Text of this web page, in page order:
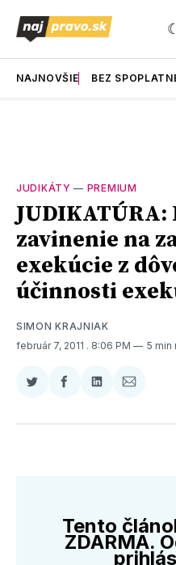
NAJNOVŠIE BEZ
JUDIKÁTY — PREMIUM
JUDIKATÚRA:
zavinenie na
exekúcie z
účinnosti
SIMON KRAJNIAK
február 7, 2011 . 8:06 PM 5 min
Zdieľať
Twitter
Zdieľať
Facebooku
Zdieľať
LinkedIne
Zdieľať
E-
Tento
ZDARMA.